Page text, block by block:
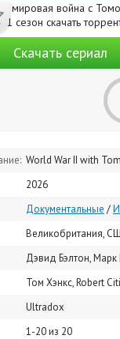
Скачать сериал
World War II with
2026
Документальные /
Великобритания,
Дэвид Бэлтон, Марк
Том Хэнкс, Robert Citino, Dan Carlin, Geoffrey Wawro, Alexandra Richie, Doug
Ultradox
1-20 из 20